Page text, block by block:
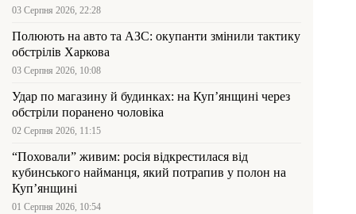
03 Серпня 2026, 22:28
Полюють на авто та АЗС: окупанти змінили тактику
обстрілів Харкова
03 Серпня 2026, 10:08
Удар по магазину й будинках: на Куп’янщині через
обстріли поранено чоловіка
02 Серпня 2026, 11:15
“Поховали” живим: росія відкрестилася від
кубинського найманця, який потрапив у полон на
Куп’янщині
01 Серпня 2026, 10:54